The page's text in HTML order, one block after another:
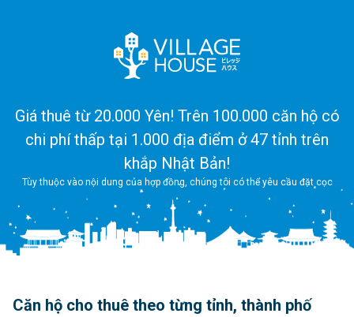
Giá thuê từ 20.000 Yên! Trên 100.000 căn hộ có
chi phí thấp tại 1.000 địa điểm ở 47 tỉnh trên
khắp Nhật Bản!
Tùy thuộc vào nội dung của hợp đồng, chúng tôi có thể yêu cầu đặt cọc
Căn hộ cho thuê theo từng tỉnh, thành phố